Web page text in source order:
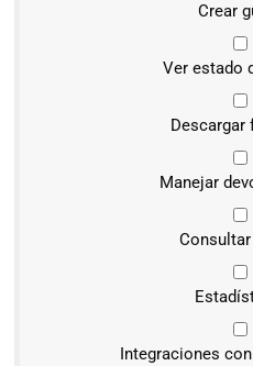
Crear
Ver estado
Descargar
Manejar
Integraciones